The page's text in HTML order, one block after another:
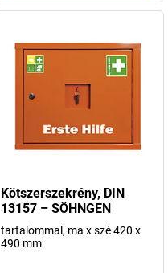
Kötszerszekrény, DIN
13157 – SÖHNGEN
tartalommal, ma x szé 420 x
490 mm